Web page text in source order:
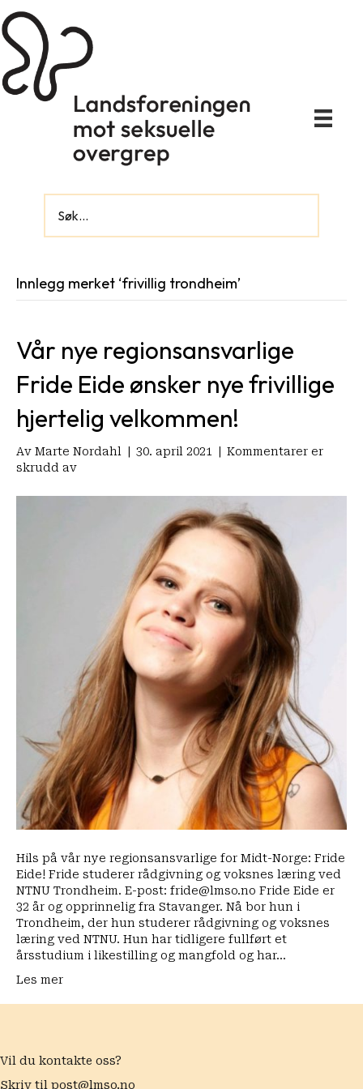
Innlegg merket ‘frivillig trondheim’
Vår nye regionsansvarlige
Fride Eide ønsker nye frivillige
hjertelig velkommen!
Av Marte Nordahl 30. april 2021
Kommentarer er
skrudd avfor
nye
regionsansvarlige
hjertelig
velkommen!
Hils på vår nye regionsansvarlige for Midt-Norge: Fride
Eide! Fride studerer rådgivning og voksnes læring ved
NTNU Trondheim. E-post: fride@lmso.no Fride Eide er
32 år og opprinnelig fra Stavanger. Nå bor hun i
Trondheim, der hun studerer rådgivning og voksnes
læring ved NTNU. Hun har tidligere fullført et
årsstudium i likestilling og mangfold og har…
Les mer
Vil du kontakte oss?
Skriv til post@lmso.no